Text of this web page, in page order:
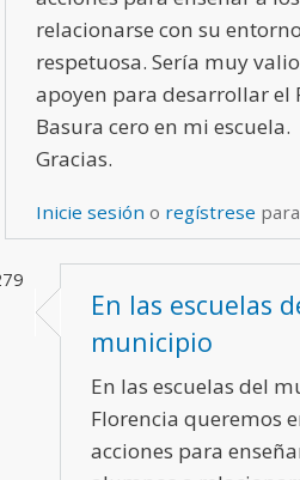
relacionarse con su
respetuosa. Sería muy
apoyen para desarrollar el
Basura cero en mi escuela.
Gracias.
Inicie sesión o regístrese
En las escuelas
municipio
En las escuelas del
Florencia queremos
acciones para